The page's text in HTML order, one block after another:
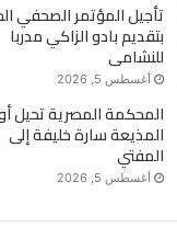
تأجيل المؤتمر الصحفي
بتقديم بادو الزاكي مدربا
للنشامى
أغسطس 5, 2026
المحكمة المصرية تحيل
المذيعة سارة خليفة إلى
المفتي
أغسطس 5, 2026